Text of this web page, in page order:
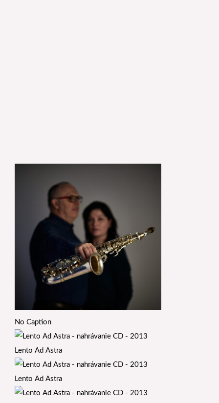
No Caption
Lento Ad Astra
Lento Ad Astra